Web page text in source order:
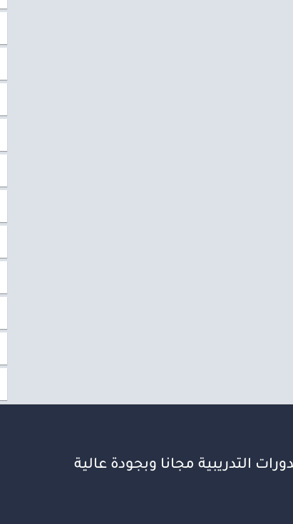
التدريبية مجانا وبجودة عالية